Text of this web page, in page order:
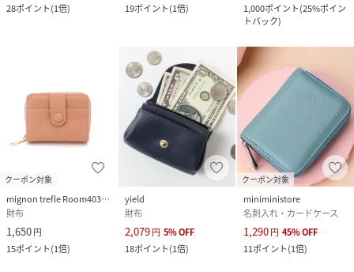
28ポイント(1倍)
19ポイント(1倍)
1,000ポイント(25%ポイン
トバック)
クーポン対象
mignon trefle Room403 selected
財布
1,650円
15ポイント(1倍)
yield
財布
2,079円 5%OFF
18ポイント(1倍)
クーポン対象
miniministore
名刺入れ・カードケース
1,290円 45%OFF
11ポイント(1倍)